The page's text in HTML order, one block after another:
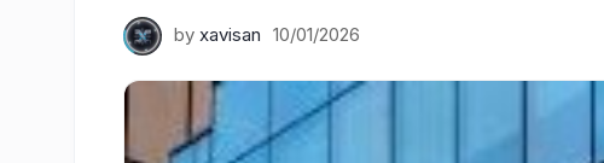
by xavisan 10/01/2026